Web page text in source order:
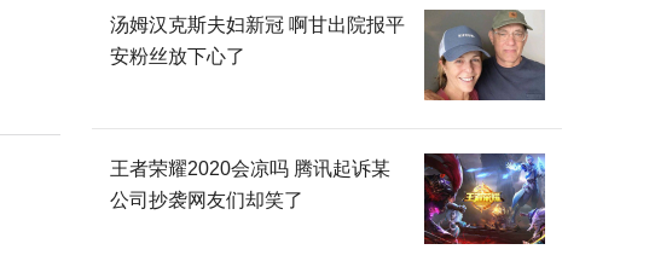
汤姆汉克斯夫妇新冠 啊甘出院报平
安粉丝放下心了
王者荣耀2020会凉吗 腾讯起诉某
公司抄袭网友们却笑了